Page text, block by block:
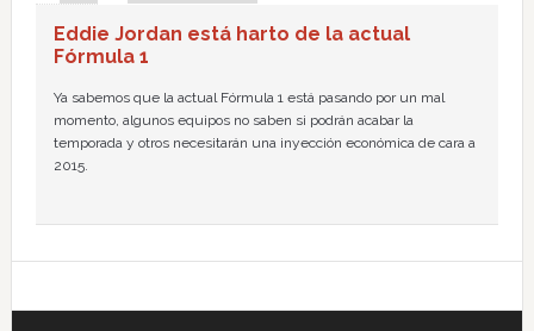
Eddie Jordan está harto de la actual
Fórmula 1
Ya sabemos que la actual Fórmula 1 está pasando por un mal
momento, algunos equipos no saben si podrán acabar la
temporada y otros necesitarán una inyección económica de cara a
2015.